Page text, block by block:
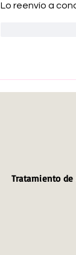
Lo reenvío a
Tratamiento